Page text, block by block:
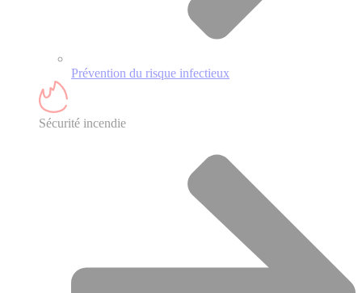
Prévention du risque infectieux
Sécurité incendie